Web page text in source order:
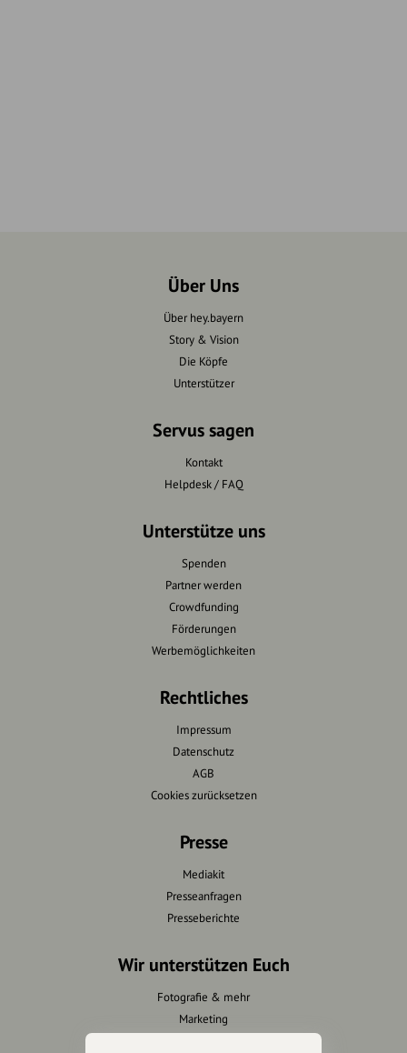
Über Uns
Über hey.bayern
Story & Vision
Die Köpfe
Unterstützer
Servus sagen
Kontakt
Helpdesk / FAQ
Unterstütze uns
Spenden
Partner werden
Crowdfunding
Förderungen
Werbemöglichkeiten
Rechtliches
Impressum
Datenschutz
AGB
Cookies zurücksetzen
Presse
Mediakit
Presseanfragen
Presseberichte
Wir unterstützen Euch
Fotografie & mehr
Marketing